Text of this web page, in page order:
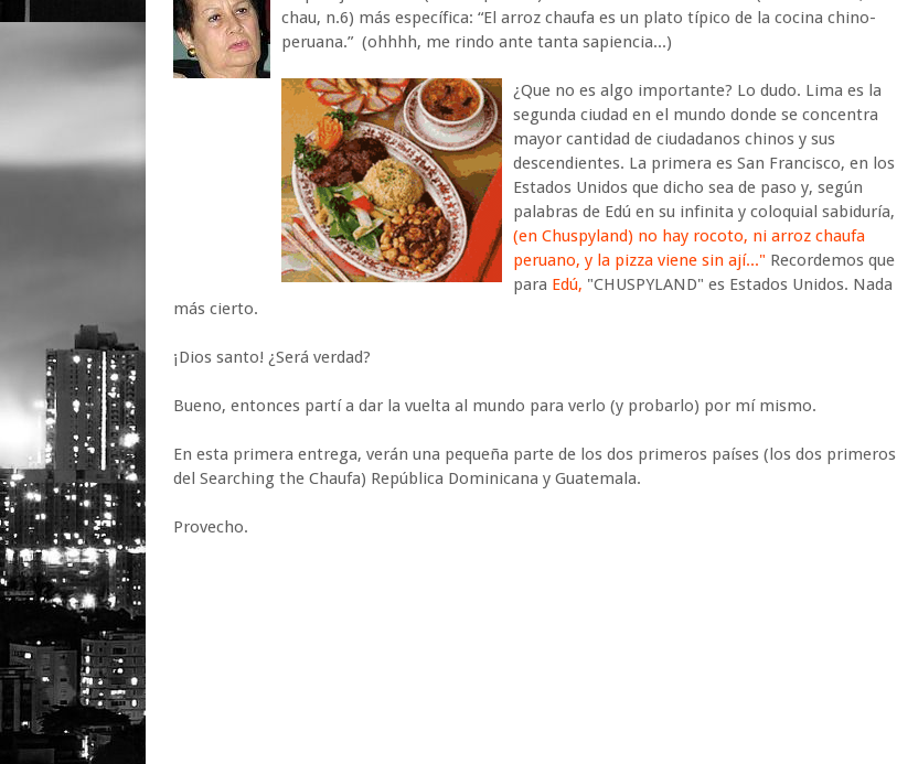
chau, n.6) más específica: “El arroz chaufa es un plato típico de la cocina chino-
peruana.” (ohhhh, me rindo ante tanta sapiencia...)
¿Que no es algo importante? Lo dudo. Lima es la
segunda ciudad en el mundo donde se concentra
mayor cantidad de ciudadanos chinos y sus
descendientes. La primera es San Francisco, en los
Estados Unidos que dicho sea de paso y, según
palabras de Edú en su infinita y coloquial sabiduría,
(en Chuspyland) no hay rocoto, ni arroz chaufa
peruano, y la pizza viene sin ají..." Recordemos que
para Edú, "CHUSPYLAND" es Estados Unidos. Nada
más cierto.
¡Dios santo! ¿Será verdad?
Bueno, entonces partí a dar la vuelta al mundo para verlo (y probarlo) por mí mismo.
En esta primera entrega, verán una pequeña parte de los dos primeros países (los dos primeros
del Searching the Chaufa) República Dominicana y Guatemala.
Provecho.